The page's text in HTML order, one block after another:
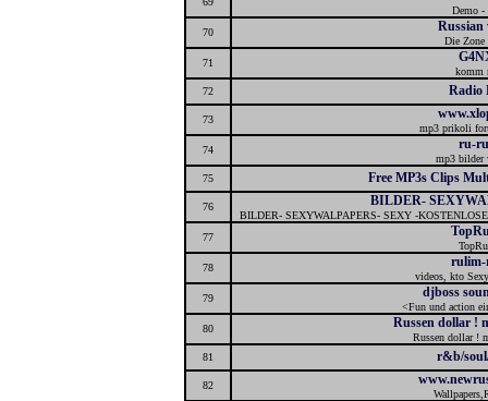
Demo -
70
Russian
Die Zone
71
komm
72
Radio
73
mp3 prikoli
74
ru-
mp3 bilder
75
Free MP3s Clips
76 BILDER-
BILDER- SEXYWALPAPERS- SEXY -
77
78
videos, kto
79
djboss
<Fun und action
80
Russen dollar !
Russen dollar !
81
r&b/
82